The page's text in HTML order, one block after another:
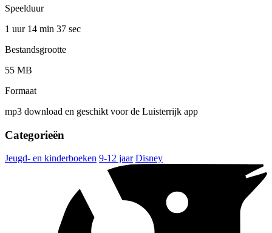
Speelduur
1 uur 14 min 37 sec
Bestandsgrootte
55 MB
Formaat
mp3 download en geschikt voor de Luisterrijk app
Categorieën
Jeugd- en kinderboeken 9-12 jaar Disney